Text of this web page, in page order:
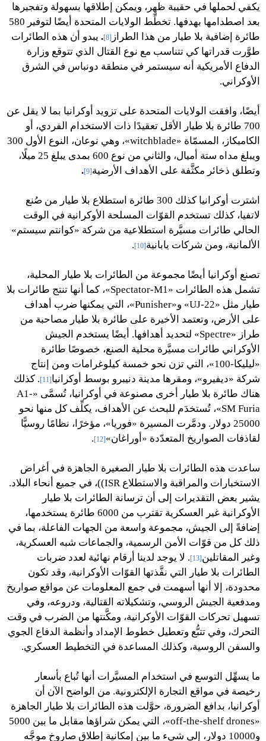
يكفي لحملها في حقيبة ظهر، ويمكن إطلاقها بسهولة وتفجيرها
بعد اصطدامها بهدفها. تخطِّط الولايات المتحدة أيضًا لتوفير 580
طائرة إضافية بلا طيار من هذا الطراز [8]
. يبدو أن هذه الطائرات
طوَّرت قدراتها كي تتناسب مع نوع القتال الذي تتوقع وزارة
الدفاع الأمريكية أنه سيستمر في منطقة دونباس في الشرق
الأوكراني.
أيضًا، وافقت الولايات المتحدة على تزويد أوكرانيا بما لا يقل عن
700 طائرة بلا طيار الأقل تعقيدًا ذات الاستخدام الفردي، أو
الكاميكاز، المسمّاة «witchblade»، وهي نوعان، النوع الأول 300
ويبلغ مداه ستة أميال، والثاني من نوع 600 بمدى يبلغ 25 ميلًا،
وتطلق ذخائر مكثَّفة على الأهداف الأرضية[9]
.
اشترت أوكرانيا كذلك 300 طائرة استطلاع بلا طيار من صُنع
لاتفيا، كذلك تستخدم القوّات المسلحة الأوكرانية في الوقت
الحالي طائرات مسيَّرة استطلاعية من شركة «كوانتم سيستم»
الألمانية، ومن شركات يابانية[10]
.
تصنع أوكرانيا أيضًا مجموعة من الطائرات بلا طيار المحلية،
تشمل هذه الطائرات «Spectator-M1»، كما أنها تنتج طائرات بلا
طيار مثل «UJ-22» و«Punisher»، التي يمكنها ضرب أهداف
على الأرض، وتعتمد الأخيرة على طائرة بلا طيار مصاحبة من
طراز «Spectre» لتحديد أهدافها. أيضًا يستخدم الجيش
الأوكراني طائرات مسيَّرة محلية الصنع، خصوصًا طائرة
«ليليكا-100»، التي تزن نحو خمسة كيلوغرامات ومن إنتاج
شركة «ديفيرو»، ومقرها مدينة دنيبرو بوسط أوكرانيا[11]
. كذلك
هناك طائرة بلا طيار أخرى مصنوعة في أوكرانيا، تُسمَّى «A1-
SM Furia»، تُستخدَم للبحث عن الأهداف، يكلِّف كل منها نحو
25000 دولار. ودمَّرت المسيرة «فوريا»، مؤخرًا، نظامًا روسيًّا
لقاذفات الصواريخ المتعدّدة «أوراغان»[12]
.
ساعدت هذه الطائرات بلا طيار الصغيرة الجاهزة في أغراض
الاستخبارات والمراقبة والاستطلاع ISR))، في جميع أنحاء البلاد.
يشير بعض التقديرات إلى أن ترسانة الطائرات بلا طيار
الأوكرانية غير العسكرية تقترب من 6000 طائرة يستخدمها،
إضافةً إلى الجيش، مجموعة واسعة من الجهات الفاعلة، بما في
ذلك كل من قوّات الأمن الرسمية، والجماعات شبه العسكرية،
وغير المقاتلين[13]
. لا يوجد لدينا أرقام نهائية لعدد ضربات
الطائرات بلا طيار التي نفَّذتها القوّات الأوكرانية، وقد تكون
محدودة، إلا أنها أسهمت في جمع المعلومات عن مواقع صواريخ
ومدفعية الجيش الروسي، وتشكيلاته القتالية، ودروعه، وفي
تسهيل تحركات القوّات الأوكرانية، ومكَّنتها من الضرب في وقت
التحرك، وفي تتبُّع وتعطيل خطوط الإمداد وأنظمة الدفاع الجوي
والسفن الروسية، وكذلك المساعدة في التخطيط العسكري.
ما يسهِّل التوسع في استخدام المسيَّرات أنها تُباع بأسعار
رخيصة في مواقع التجارة الإلكترونية. من الواضح الآن أن
أوكرانيا، بدافع الضرورة، حوَّلت هذه الطائرات بلا طيار الجاهزة
«off-the-shelf drones»، التي يمكن شراؤها مقابل ما بين 5000
و10000 دولار، إلى شيء ما بين إمكانية إطلاق صاروخ موجَّه